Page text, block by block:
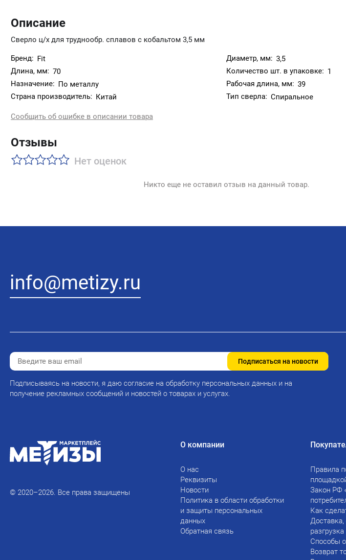
Описание
Сверло ц/х для труднообр. сплавов с кобальтом 3,5 мм
Бренд: Fit Диаметр, мм: 3,5
Длина, мм: 70 Количество шт. в упаковке: 1
Назначение: По металлу Рабочая длина, мм: 39
Страна производитель: Китай Тип сверла: Спиральное
Сообщить об ошибке в описании товара
Отзывы
Нет оценок
Никто еще не оставил отзыв на данный товар.
info@metizy.ru
Подписаться на новости
Подписываясь на новости, я даю согласие на обработку персональных данных и на
получение рекламных сообщений и новостей о товарах и услугах.
© 2020–2026. Все права защищены
О компании
О нас
Реквизиты
Новости
Политика в области обработки
и защиты персональных
данных
Обратная связь
Правила
Закон РФ
Как
разгрузка
Способы
Возврат